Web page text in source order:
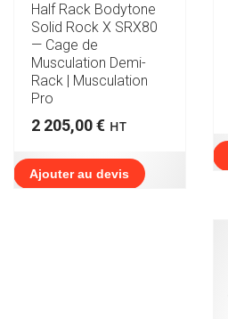
Half Rack Bodytone
Solid Rock X SRX80
— Cage de
Musculation Demi-
Rack | Musculation
Pro
2 205,00€ HT
Ajouter au devis